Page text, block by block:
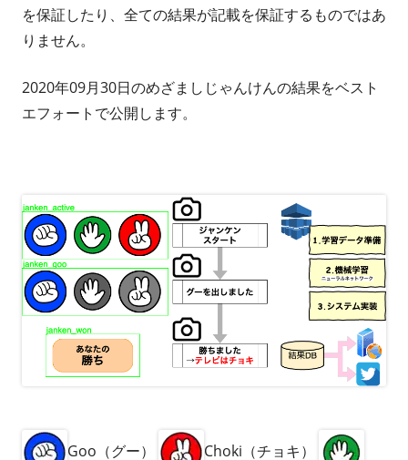
を保証したり、全ての結果が記載を保証するものではあ
りません。
2020年09月30日のめざましじゃんけんの結果をベスト
エフォートで公開します。
Goo（グー）
Choki（チョキ）